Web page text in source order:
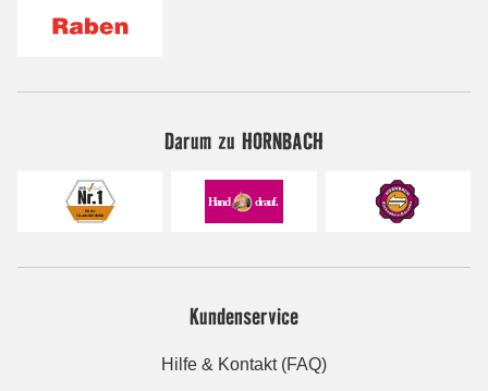
Darum zu HORNBACH
Kundenservice
Hilfe & Kontakt (FAQ)